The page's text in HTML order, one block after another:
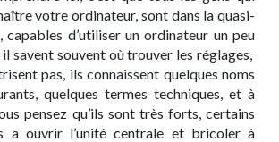
votre ordinateur, sont dans la quasi-
d’utiliser un ordinateur un peu
savent souvent où trouver les réglages,
pas, ils connaissent quelques noms
quelques termes techniques, et à
pensez qu’ils sont très forts, certains
a ouvrir l’unité centrale et bricoler à